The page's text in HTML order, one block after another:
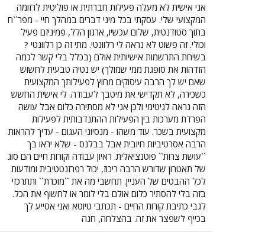
אני אישית לא מעלה פעילות חברתית או פוליטית לרזומה
המקצועי שלי. עסקתי בכל מיני דברים במהלך חיי - מפר``ח
בתוך סטודנטית, שלום עכשיו, ארגון הלל, פמיניזם פעיל
וכולי. זה פשוט לא נראה לי רלוונטי. מתי זה כן רלוונטי ?
בשיחת התרשמות אישיותית אולם (בכלל בלי קשר לכמה
הזדהות את סופגת ממי שמולך) יש נטיה טבעית לחשוש
שאם יש לך הרבה עיסוקים מחוץ לפעילותך המקצועית
כשכירה, לא תקדישי את מיטבך לעבודה. לי אישית החשש
הזה נראה לגיטימי ולכן אני לא מסתירה כלום אבל עושה
הפרדת מערכות בין הפעילות ההתנדבותית לפעילות
מקצועית בשכר. עוד משהו - מנסיוני העגום - עדיך להראות
הרבה אסרטיביות חיובית אבל בבלנס - שלא יראו בך
``עושת צרות`` פוטנציאלית. ראיון עבודה וקורות חיים הם סוג
של תאטרון שדורש הרבה ריכוז, יכול רפרזנטטיבית ומודעות
לכל ההבטים של העניין. תחשבי מה את ``מוכרת`` ותתרכזי
בזה בלי להסתיר כלום אולם בלי לומר או לחשוף את הכל.
לגבי כתיבת קורות החיים - תכתבי טיוטא ואני אסייע לך
בכייף לשפצר את זה. בהצלחה, חנה